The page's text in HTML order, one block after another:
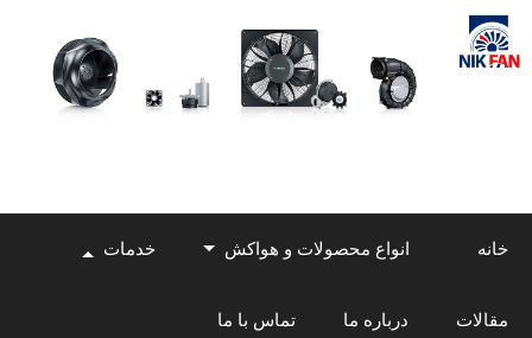
Skip
content
خانه انواع محصولات و هواکش خدمات
مقالات درباره ما تماس با ما